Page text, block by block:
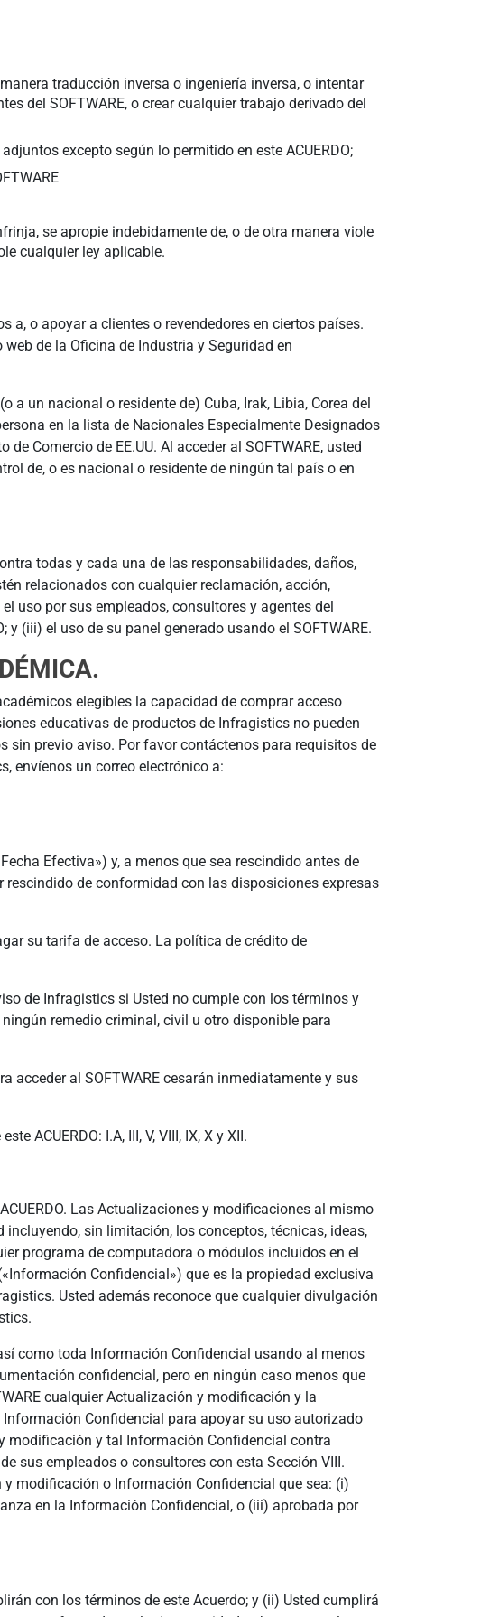
traducción inversa o ingeniería inversa, o intentar
del SOFTWARE, o crear cualquier trabajo derivado del
excepto según lo permitido en este ACUERDO;
se apropie indebidamente de, o de otra manera viole
cualquier ley aplicable.
a, o apoyar a clientes o revendedores en ciertos países.
de la Oficina de Industria y Seguridad en
a un nacional o residente de) Cuba, Irak, Libia, Corea del
en la lista de Nacionales Especialmente Designados
Comercio de EE.UU. Al acceder al SOFTWARE, usted
de, o es nacional o residente de ningún tal país o en
todas y cada una de las responsabilidades, daños,
relacionados con cualquier reclamación, acción,
uso por sus empleados, consultores y agentes del
y (iii) el uso de su panel generado usando el SOFTWARE.
elegibles la capacidad de comprar acceso
educativas de productos de Infragistics no pueden
previo aviso. Por favor contáctenos para requisitos de
envíenos un correo electrónico a:
Efectiva») y, a menos que sea rescindido antes de
rescindido de conformidad con las disposiciones expresas
su tarifa de acceso. La política de crédito de
de Infragistics si Usted no cumple con los términos y
remedio criminal, civil u otro disponible para
acceder al SOFTWARE cesarán inmediatamente y sus
ACUERDO: I.A, III, V, VIII, IX, X y XII.
Las Actualizaciones y modificaciones al mismo
sin limitación, los conceptos, técnicas, ideas,
programa de computadora o módulos incluidos en el
Confidencial») que es la propiedad exclusiva
Usted además reconoce que cualquier divulgación
como toda Información Confidencial usando al menos
confidencial, pero en ningún caso menos que
cualquier Actualización y modificación y la
Confidencial para apoyar su uso autorizado
modificación y tal Información Confidencial contra
sus empleados o consultores con esta Sección VIII.
modificación o Información Confidencial que sea: (i)
en la Información Confidencial, o (iii) aprobada por
con los términos de este Acuerdo; y (ii) Usted cumplirá